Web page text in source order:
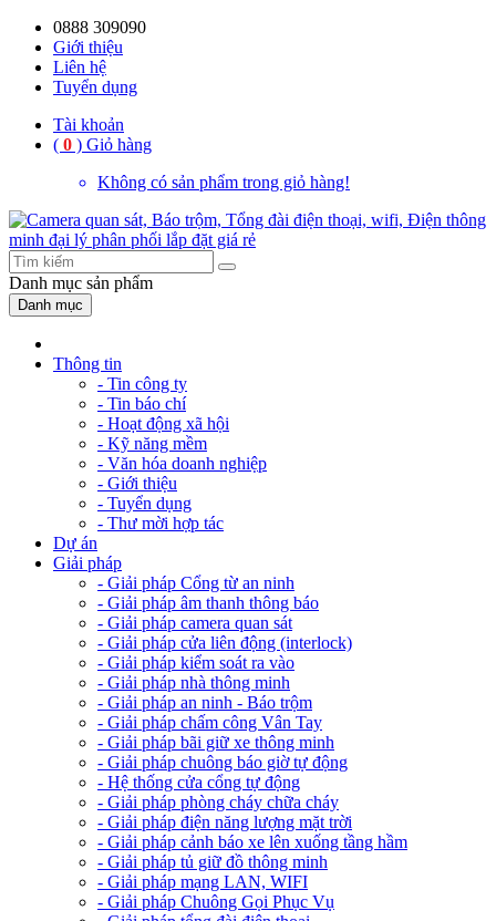
0888 309090
Giới thiệu
Liên hệ
Tuyển dụng
Tài khoản
( 0 ) Giỏ hàng
Không có sản phẩm trong giỏ hàng!
Danh mục sản phẩm
Danh mục
Thông tin
- Tin công ty
- Tin báo chí
- Hoạt động xã hội
- Kỹ năng mềm
- Văn hóa doanh nghiệp
- Giới thiệu
- Tuyển dụng
- Thư mời hợp tác
Dự án
Giải pháp
- Giải pháp Cổng từ an ninh
- Giải pháp âm thanh thông báo
- Giải pháp camera quan sát
- Giải pháp cửa liên động (interlock)
- Giải pháp kiểm soát ra vào
- Giải pháp nhà thông minh
- Giải pháp an ninh - Báo trộm
- Giải pháp chấm công Vân Tay
- Giải pháp bãi giữ xe thông minh
- Giải pháp chuông báo giờ tự động
- Hệ thống cửa cổng tự động
- Giải pháp phòng cháy chữa cháy
- Giải pháp điện năng lượng mặt trời
- Giải pháp cảnh báo xe lên xuống tầng hầm
- Giải pháp tủ giữ đồ thông minh
- Giải pháp mạng LAN, WIFI
- Giải pháp Chuông Gọi Phục Vụ